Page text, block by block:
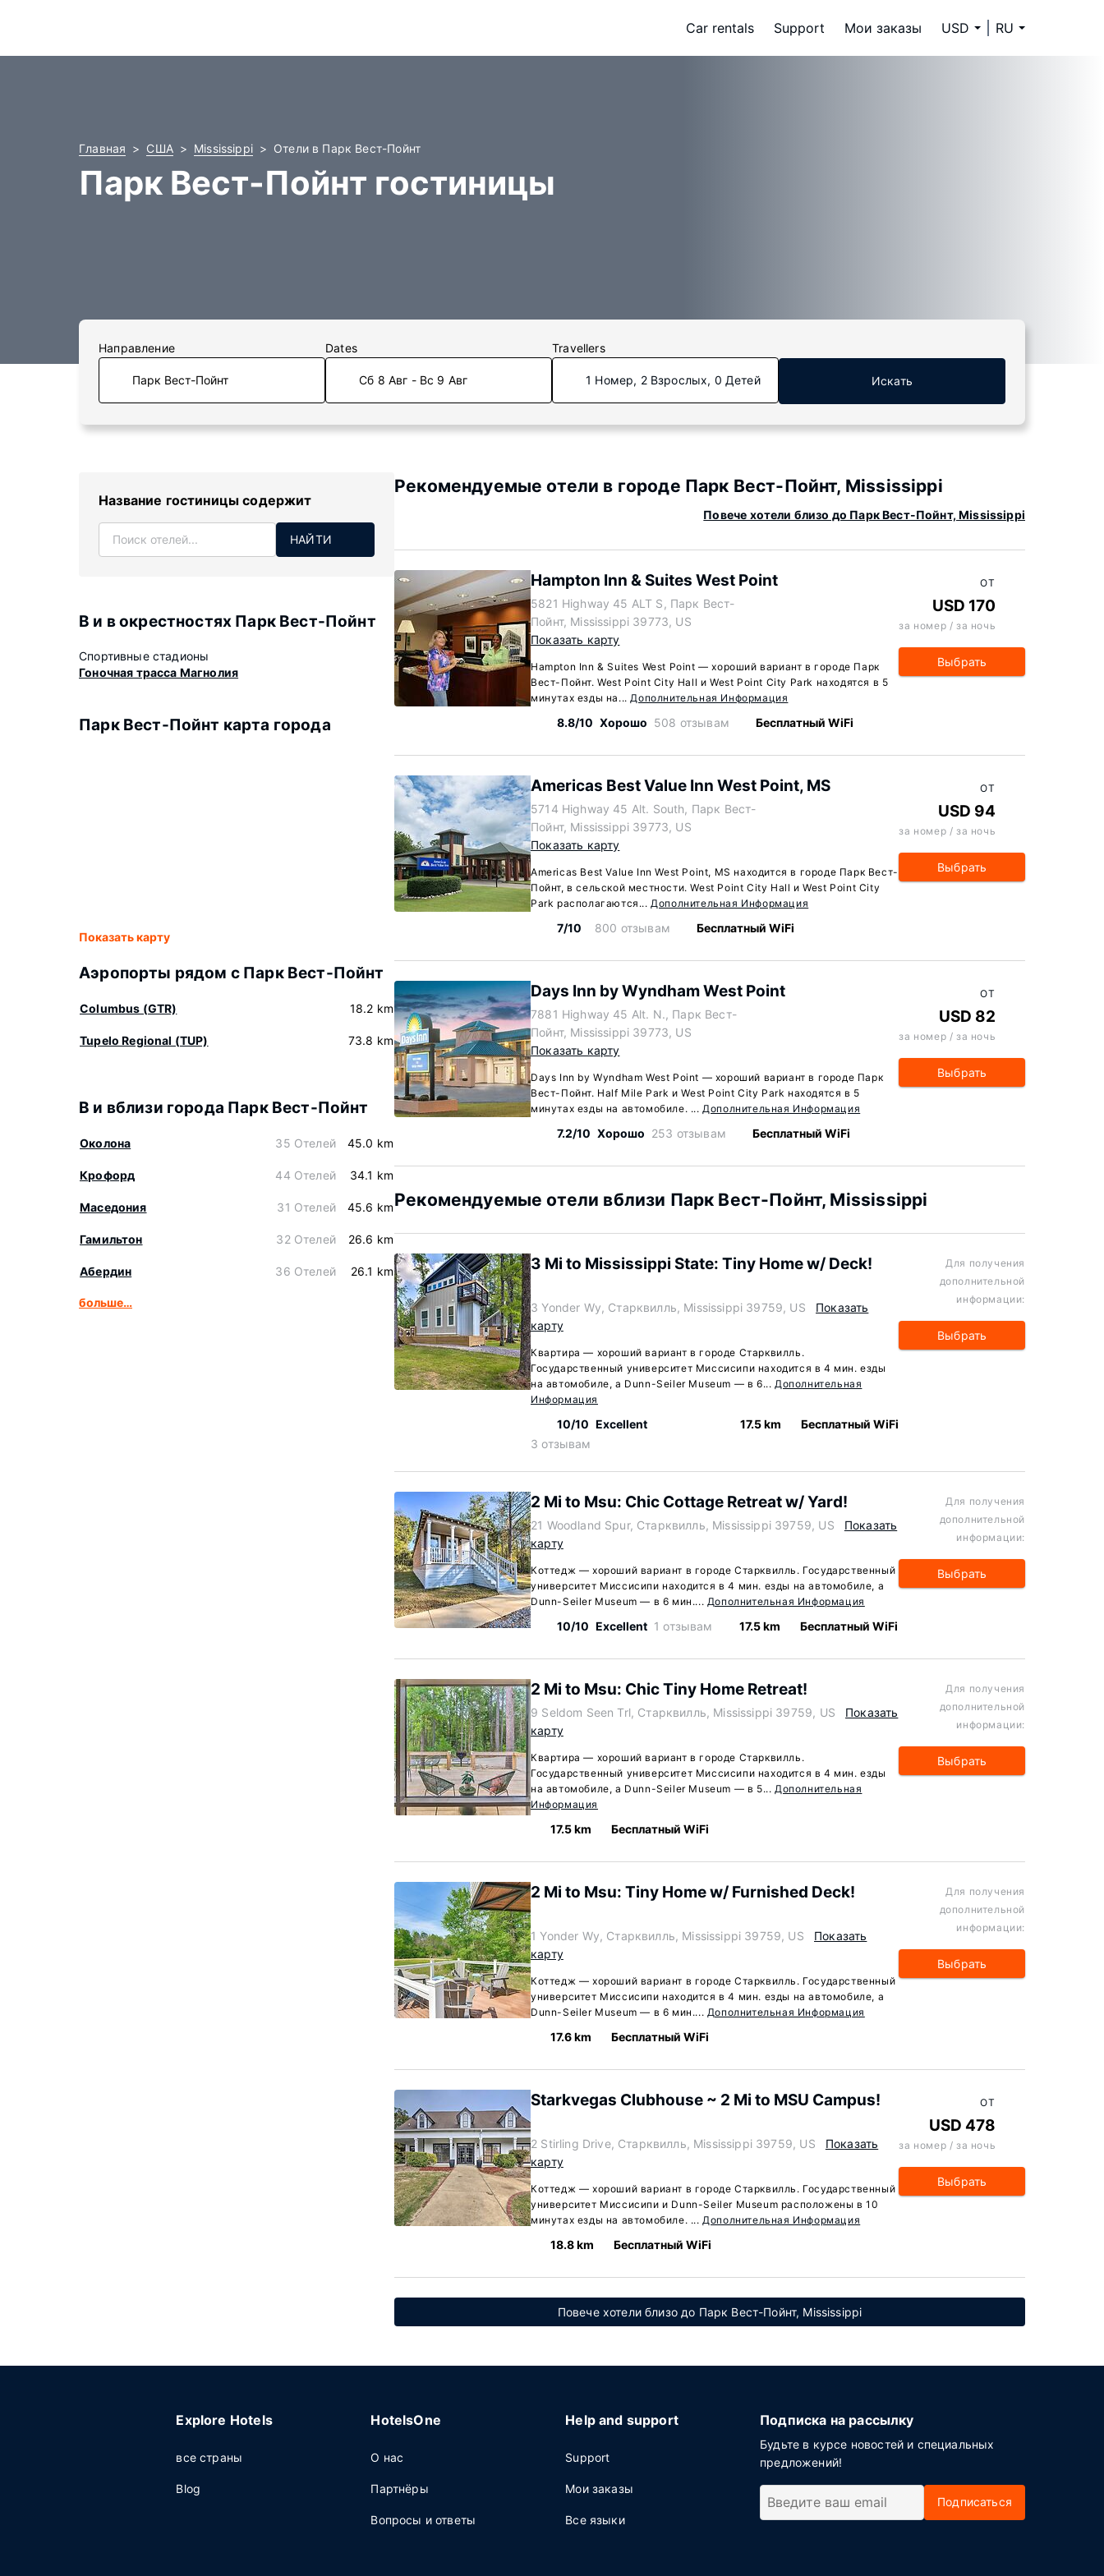
Car rentals Support Мои заказы USD RU
Главная США Mississippi Отели в Парк Вест-Пойнт
Парк Вест-Пойнт гостиницы
Направление Dates
Сб 8 Авг - Вс 9 Авг
Travellers
1 Номер, 2 Взрослых, 0 Детей Искать
Название гостиницы содержит
НАЙТИ
В и в окрестностях Парк Вест-Пойнт
Спортивные стадионы
Гоночная трасса Магнолия
Парк Вест-Пойнт карта города
Показать карту
Аэропорты рядом с Парк Вест-Пойнт
Columbus (GTR) 18.2 km
Tupelo Regional (TUP) 73.8 km
В и вблизи города Парк Вест-Пойнт
Околона 35 Отелей 45.0 km
Крофорд 44 Отелей 34.1 km
Маседония 31 Отелей 45.6 km
Гамильтон 32 Отелей 26.6 km
Абердин 36 Отелей 26.1 km
больше…
Рекомендуемые отели в городе Парк Вест-Пойнт, Mississippi
Повече хотели близо до Парк Вест-Пойнт, Mississippi
Hampton Inn & Suites West Point
5821 Highway 45 ALT S, Парк Вест-
Пойнт, Mississippi 39773, US
Показать карту
Hampton Inn & Suites West Point — хороший вариант в городе Парк
Вест-Пойнт. West Point City Hall и West Point City Park находятся в 5
минутах езды на...Дополнительная Информация
8.8/10 Хорошо 508 отзывам Бесплатный WiFi
ОТ
USD 170
за номер / за ночь
Выбрать
Americas Best Value Inn West Point, MS
5714 Highway 45 Alt. South, Парк Вест-
Пойнт, Mississippi 39773, US
Показать карту
Americas Best Value Inn West Point, MS находится в городе Парк Вест-
Пойнт, в сельской местности. West Point City Hall и West Point City
Park располагаются...Дополнительная Информация
7/10 800 отзывам Бесплатный WiFi
ОТ
USD 94
за номер / за ночь
Выбрать
Days Inn by Wyndham West Point
7881 Highway 45 Alt. N., Парк Вест-
Пойнт, Mississippi 39773, US
Показать карту
Days Inn by Wyndham West Point — хороший вариант в городе Парк
Вест-Пойнт. Half Mile Park и West Point City Park находятся в 5
минутах езды на автомобиле. ...Дополнительная Информация
7.2/10 Хорошо 253 отзывам Бесплатный WiFi
ОТ
USD 82
за номер / за ночь
Выбрать
Рекомендуемые отели вблизи Парк Вест-Пойнт, Mississippi
3 Mi to Mississippi State: Tiny Home w/ Deck!
3 Yonder Wy, Старквилль, Mississippi 39759, US
Показать
карту
Квартира — хороший вариант в городе Старквилль.
Государственный университет Миссисипи находится в 4 мин. езды
на автомобиле, а Dunn-Seiler Museum — в 6... Дополнительная
Информация
10/10 Excellent
3 отзывам
17.5 km Бесплатный WiFi
Для получения
дополнительной
информации:
Выбрать
2 Mi to Msu: Chic Cottage Retreat w/ Yard!
21 Woodland Spur, Старквилль, Mississippi 39759, US
Показать
карту
Коттедж — хороший вариант в городе Старквилль. Государственный
университет Миссисипи находится в 4 мин. езды на автомобиле, а
Dunn-Seiler Museum — в 6 мин.... Дополнительная Информация
10/10 Excellent 1 отзывам 17.5 km Бесплатный WiFi
Для получения
дополнительной
информации:
Выбрать
2 Mi to Msu: Chic Tiny Home Retreat!
9 Seldom Seen Trl, Старквилль, Mississippi 39759, US
Показать
карту
Квартира — хороший вариант в городе Старквилль.
Государственный университет Миссисипи находится в 4 мин. езды
на автомобиле, а Dunn-Seiler Museum — в 5... Дополнительная
Информация
17.5 km Бесплатный WiFi
Для получения
дополнительной
информации:
Выбрать
2 Mi to Msu: Tiny Home w/ Furnished Deck!
1 Yonder Wy, Старквилль, Mississippi 39759, US
Показать
карту
Коттедж — хороший вариант в городе Старквилль. Государственный
университет Миссисипи находится в 4 мин. езды на автомобиле, а
Dunn-Seiler Museum — в 6 мин.... Дополнительная Информация
17.6 km Бесплатный WiFi
Для получения
дополнительной
информации:
Выбрать
Starkvegas Clubhouse ~ 2 Mi to MSU Campus!
2 Stirling Drive, Старквилль, Mississippi 39759, US
Показать
карту
Коттедж — хороший вариант в городе Старквилль. Государственный
университет Миссисипи и Dunn-Seiler Museum расположены в 10
минутах езды на автомобиле. ...Дополнительная Информация
18.8 km Бесплатный WiFi
ОТ
USD 478
за номер / за ночь
Выбрать
Повече хотели близо до Парк Вест-Пойнт, Mississippi
Explore Hotels
все страны
Blog
HotelsOne
О нас
Партнёры
Вопросы и ответы
Help and support
Support
Мои заказы
Все языки
Подписка на рассылку
Будьте в курсе новостей и специальных
предложений!
Подписаться